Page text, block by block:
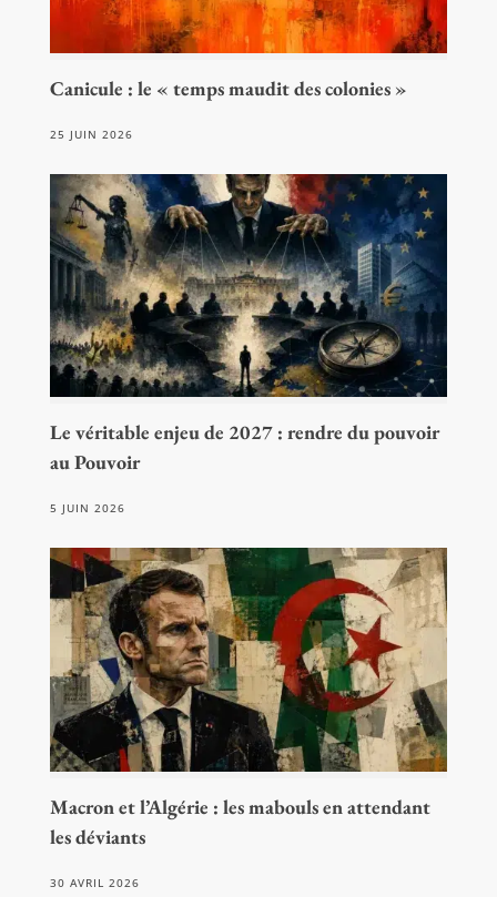
Canicule : le « temps maudit des colonies »
25 JUIN 2026
Le véritable enjeu de 2027 : rendre du pouvoir
au Pouvoir
5 JUIN 2026
Macron et l’Algérie : les mabouls en attendant
les déviants
30 AVRIL 2026